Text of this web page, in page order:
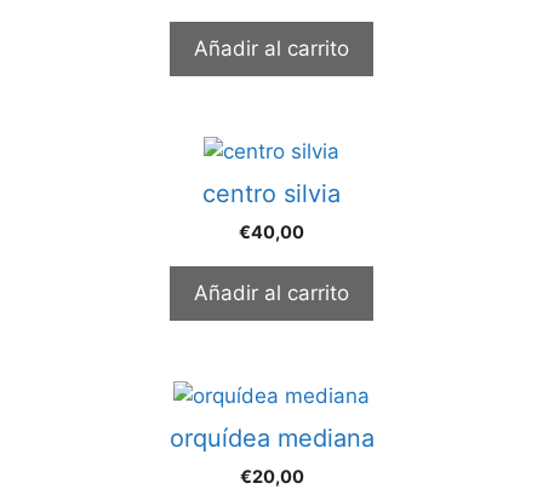
Añadir al carrito
centro silvia
€40,00
Añadir al carrito
orquídea mediana
€20,00